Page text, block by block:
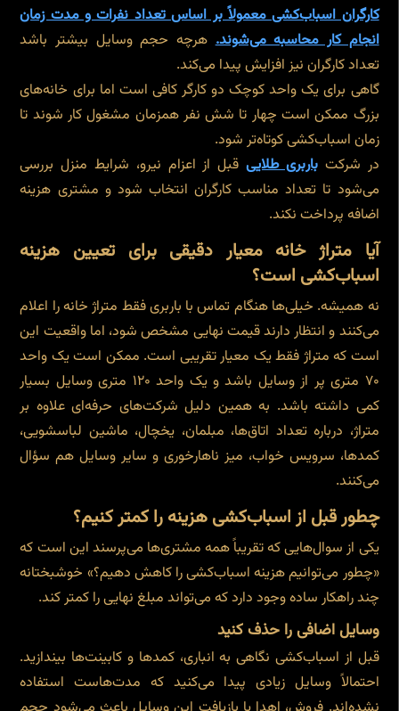
کارگران اسباب‌کشی معمولاً بر اساس تعداد نفرات و مدت زمان
انجام کار محاسبه می‌شوند.هرچه حجم وسایل بیشتر باشد
تعداد کارگران نیز افزایش پیدا می‌کند.
گاهی برای یک واحد کوچک دو کارگر کافی است اما برای خانه‌های
بزرگ ممکن است چهار تا شش نفر همزمان مشغول کار شوند تا
زمان اسباب‌کشی کوتاه‌تر شود.
در شرکتباربری طلاییقبل از اعزام نیرو، شرایط منزل بررسی
می‌شود تا تعداد مناسب کارگران انتخاب شود و مشتری هزینه
اضافه پرداخت نکند.
آیا متراژ خانه معیار دقیقی برای تعیین هزینه
اسباب‌کشی است؟
نه همیشه. خیلی‌ها هنگام تماس با باربری فقط متراژ خانه را اعلام
می‌کنند و انتظار دارند قیمت نهایی مشخص شود، اما واقعیت این
است که متراژ فقط یک معیار تقریبی است. ممکن است یک واحد
۷۰ متری پر از وسایل باشد و یک واحد ۱۲۰ متری وسایل بسیار
کمی داشته باشد. به همین دلیل شرکت‌های حرفه‌ای علاوه بر
متراژ، درباره تعداد اتاق‌ها، مبلمان، یخچال، ماشین لباسشویی،
کمدها، سرویس خواب، میز ناهارخوری و سایر وسایل هم سؤال
می‌کنند.
چطور قبل از اسباب‌کشی هزینه را کمتر کنیم؟
یکی از سوال‌هایی که تقریباً همه مشتری‌ها می‌پرسند این است که
«چطور می‌توانیم هزینه اسباب‌کشی را کاهش دهیم؟» خوشبختانه
چند راهکار ساده وجود دارد که می‌تواند مبلغ نهایی را کمتر کند.
وسایل اضافی را حذف کنید
قبل از اسباب‌کشی نگاهی به انباری، کمدها و کابینت‌ها بیندازید.
احتمالاً وسایل زیادی پیدا می‌کنید که مدت‌هاست استفاده